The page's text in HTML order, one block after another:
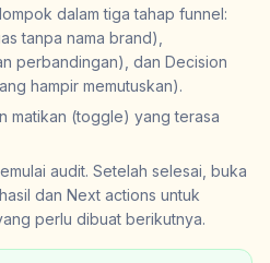
dalam tiga tahap funnel:
tanpa nama brand),
perbandingan), dan Decision
hampir memutuskan).
matikan (toggle) yang terasa
audit. Setelah selesai, buka
dan Next actions untuk
perlu dibuat berikutnya.